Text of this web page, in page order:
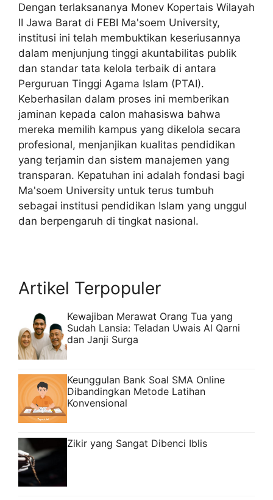
Dengan terlaksananya Monev Kopertais Wilayah
II Jawa Barat di FEBI Ma'soem University,
institusi ini telah membuktikan keseriusannya
dalam menjunjung tinggi akuntabilitas publik
dan standar tata kelola terbaik di antara
Perguruan Tinggi Agama Islam (PTAI).
Keberhasilan dalam proses ini memberikan
jaminan kepada calon mahasiswa bahwa
mereka memilih kampus yang dikelola secara
profesional, menjanjikan kualitas pendidikan
yang terjamin dan sistem manajemen yang
transparan. Kepatuhan ini adalah fondasi bagi
Ma'soem University untuk terus tumbuh
sebagai institusi pendidikan Islam yang unggul
dan berpengaruh di tingkat nasional.
Artikel Terpopuler
Kewajiban Merawat Orang Tua yang
Sudah Lansia: Teladan Uwais Al Qarni
dan Janji Surga
Keunggulan Bank Soal SMA Online
Dibandingkan Metode Latihan
Konvensional
Zikir yang Sangat Dibenci Iblis